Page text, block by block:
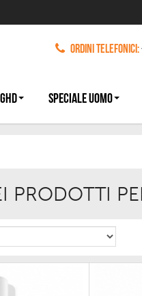
Ordini Telefonici:
GHD SPECIALE UOMO
PRODOTTI